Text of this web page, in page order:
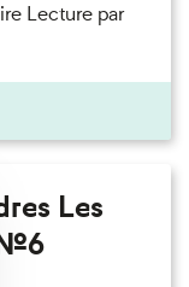
Lecture par
Les
le